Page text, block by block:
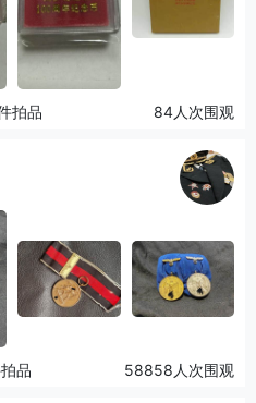
拍品 84人次围观
品 58858人次围观